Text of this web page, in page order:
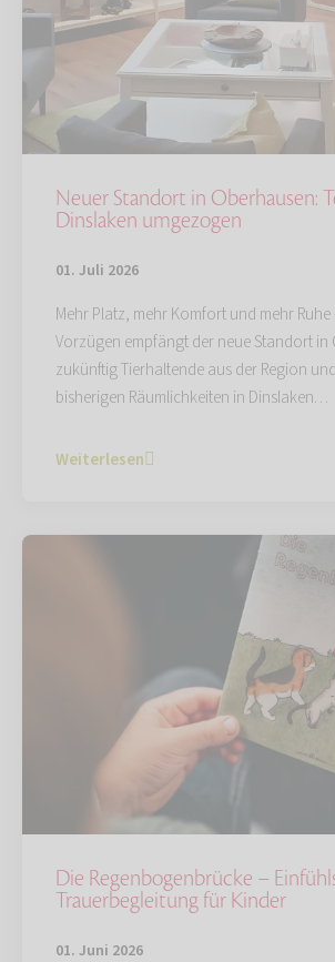
Neuer Standort in Oberhausen:
Dinslaken umgezogen
01. Juli 2026
Mehr Platz, mehr Komfort und mehr Ruhe
Vorzügen empfängt der neue Standort in
zukünftig Tierhaltende aus der Region
bisherigen Räumlichkeiten in Dinslaken…
Weiterlesen
Die Regenbogenbrücke –
Trauerbegleitung für Kinder
01. Juni 2026